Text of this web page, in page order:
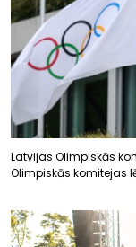
Latvijas Olimpiskās
Olimpiskās komitejas